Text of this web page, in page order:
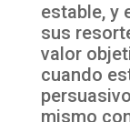
estable, y
sus
valor
cuando
mismo